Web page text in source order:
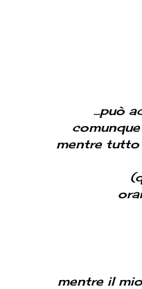
...può
mentre tutto
mentre il